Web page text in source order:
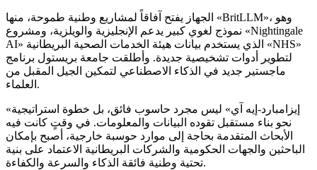
الجهاز يفتح آفاقاً لمشاريع وطنية طموحة، منها «BritLLM»، وهو
نموذج لغوي كبير يدعم الإنجليزية والويلزية، ومشروع «Nightingale
AI» الذي يستخدم بيانات هيئة الخدمات الصحية البريطانية «NHS»
لتطوير أدوات تشخيصية جديدة. وأطلقت جامعة بريستول برنامج
ماجستير جديد في الذكاء الاصطناعي لتمكين الجيل المقبل من
العلماء.
«إيزامبارد-إيه آي» ليس مجرد حاسوب فائق، بل خطوة استراتيجية
نحو بناء مستقبل تقوده البيانات والمعلومات. في وقتٍ كانت فيه
الأبحاث المتقدمة بحاجة إلى موارد حوسبة خارجية، أصبح بإمكان
الباحثين والجهات الحكومية والشركات البريطانية الاعتماد على بنية
تحتية وطنية فائقة الذكاء والسرعة والكفاءة.